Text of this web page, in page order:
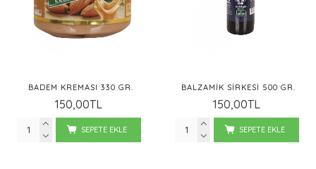
BADEM KREMASI 330 GR.
150,00TL
SEPETE EKLE
BALZAMIK SIRKESI 500 GR.
150,00TL
SEPETE EKLE